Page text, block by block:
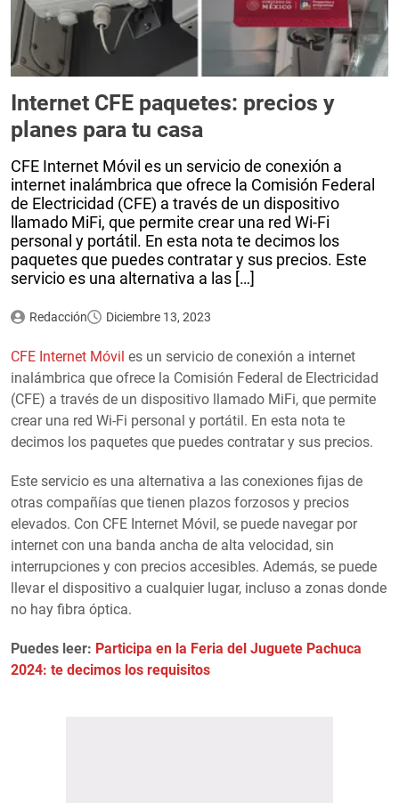
Internet CFE paquetes: precios y
planes para tu casa
CFE Internet Móvil es un servicio de conexión a
internet inalámbrica que ofrece la Comisión Federal
de Electricidad (CFE) a través de un dispositivo
llamado MiFi, que permite crear una red Wi-Fi
personal y portátil. En esta nota te decimos los
paquetes que puedes contratar y sus precios. Este
servicio es una alternativa a las […]
Redacción Diciembre 13, 2023
CFE Internet Móvil es un servicio de conexión a internet
inalámbrica que ofrece la Comisión Federal de Electricidad
(CFE) a través de un dispositivo llamado MiFi, que permite
crear una red Wi-Fi personal y portátil. En esta nota te
decimos los paquetes que puedes contratar y sus precios.
Este servicio es una alternativa a las conexiones fijas de
otras compañías que tienen plazos forzosos y precios
elevados. Con CFE Internet Móvil, se puede navegar por
internet con una banda ancha de alta velocidad, sin
interrupciones y con precios accesibles. Además, se puede
llevar el dispositivo a cualquier lugar, incluso a zonas donde
no hay fibra óptica.
Puedes leer: Participa en la Feria del Juguete Pachuca
2024: te decimos los requisitos